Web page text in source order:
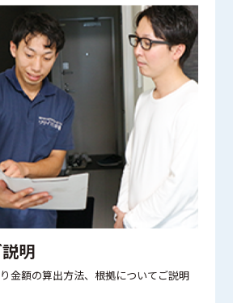
明
金額の算出方法、根拠についてご説明